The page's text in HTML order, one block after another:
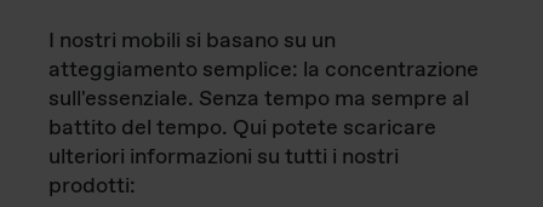
I nostri mobili si basano su un
atteggiamento semplice: la concentrazione
sull'essenziale. Senza tempo ma sempre al
battito del tempo. Qui potete scaricare
ulteriori informazioni su tutti i nostri
prodotti: